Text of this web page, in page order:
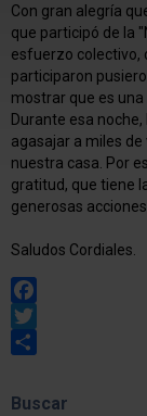
Con gran alegría
que participó de la
esfuerzo colectivo,
participaron
mostrar que es
Durante esa
agasajar a miles
nuestra casa. Por
gratitud, que tiene
generosas
Saludos Cordiales.
Facebook
Twitter
Buscar